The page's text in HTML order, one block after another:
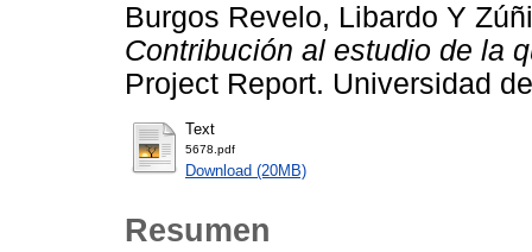
Burgos Revelo, Libardo Y
Contribución al estudio de la
Project Report. Universidad
Text
5678.pdf
Download (20MB)
Resumen